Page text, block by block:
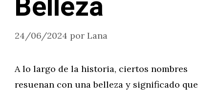
24/06/2024 por Lana
A lo largo de la historia, ciertos nombres
resuenan con una belleza y significado que